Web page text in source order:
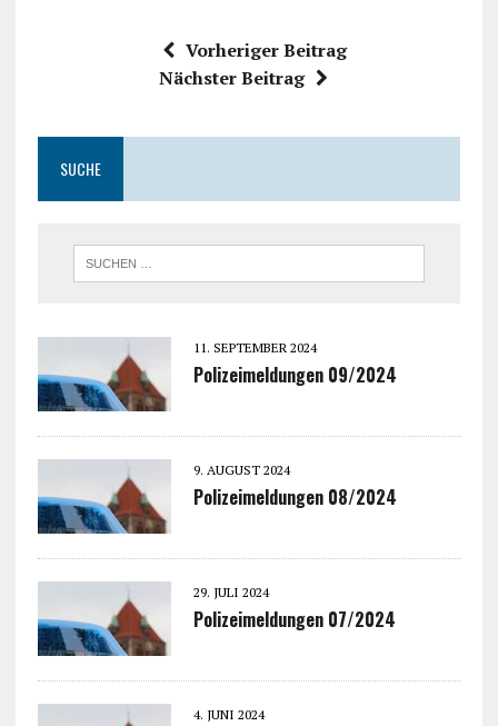
Vorheriger Beitrag
Nächster Beitrag
SUCHE
11. SEPTEMBER 2024
Polizeimeldungen 09/2024
9. AUGUST 2024
Polizeimeldungen 08/2024
29. JULI 2024
Polizeimeldungen 07/2024
4. JUNI 2024